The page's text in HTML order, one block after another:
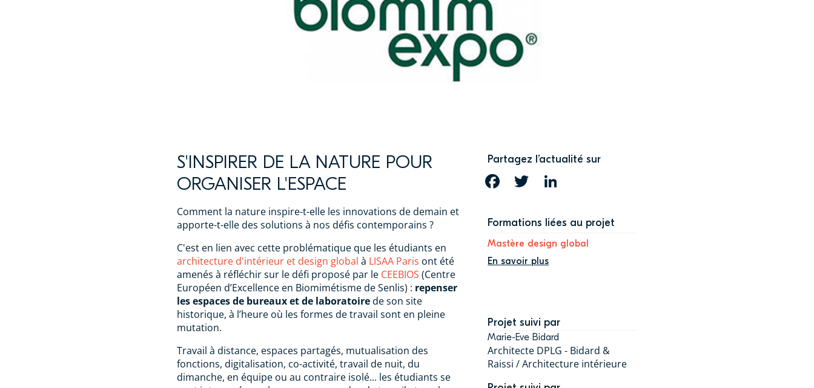
S'INSPIRER DE LA NATURE POUR
ORGANISER L'ESPACE
Comment la nature inspire-t-elle les innovations de demain et
apporte-t-elle des solutions à nos défis contemporains ?
C'est en lien avec cette problématique que les étudiants en
architecture d'intérieur et design global à LISAA Paris ont été
amenés à réfléchir sur le défi proposé par le CEEBIOS (Centre
Européen d’Excellence en Biomimétisme de Senlis) : repenser
les espaces de bureaux et de laboratoirede son site
historique, à l’heure où les formes de travail sont en pleine
mutation.
Travail à distance, espaces partagés, mutualisation des
fonctions, digitalisation, co-activité, travail de nuit, du
dimanche, en équipe ou au contraire isolé... les étudiants se
Projet suivi par
Marie-Eve Bidard
Architecte DPLG - Bidard &
Raissi / Architecture intérieure
Partagez l’actualité sur
FACEBOOKTWITTER
Formations liées au projet
Mastère design global
En savoir plus